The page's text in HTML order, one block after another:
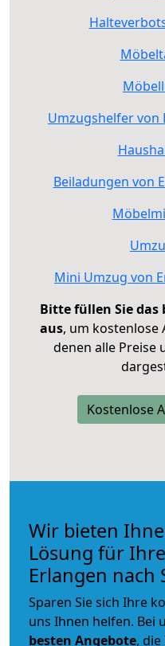
Umzugshelfer von
Beiladungen von
Mini Umzug von
Bitte füllen Sie
aus, um kostenlose
denen alle Preise
Kostenlose
Wir bieten
Lösung für
Erlangen nach
Sparen Sie sich Ihre
uns Ihnen helfen. Bei
besten Angebote,